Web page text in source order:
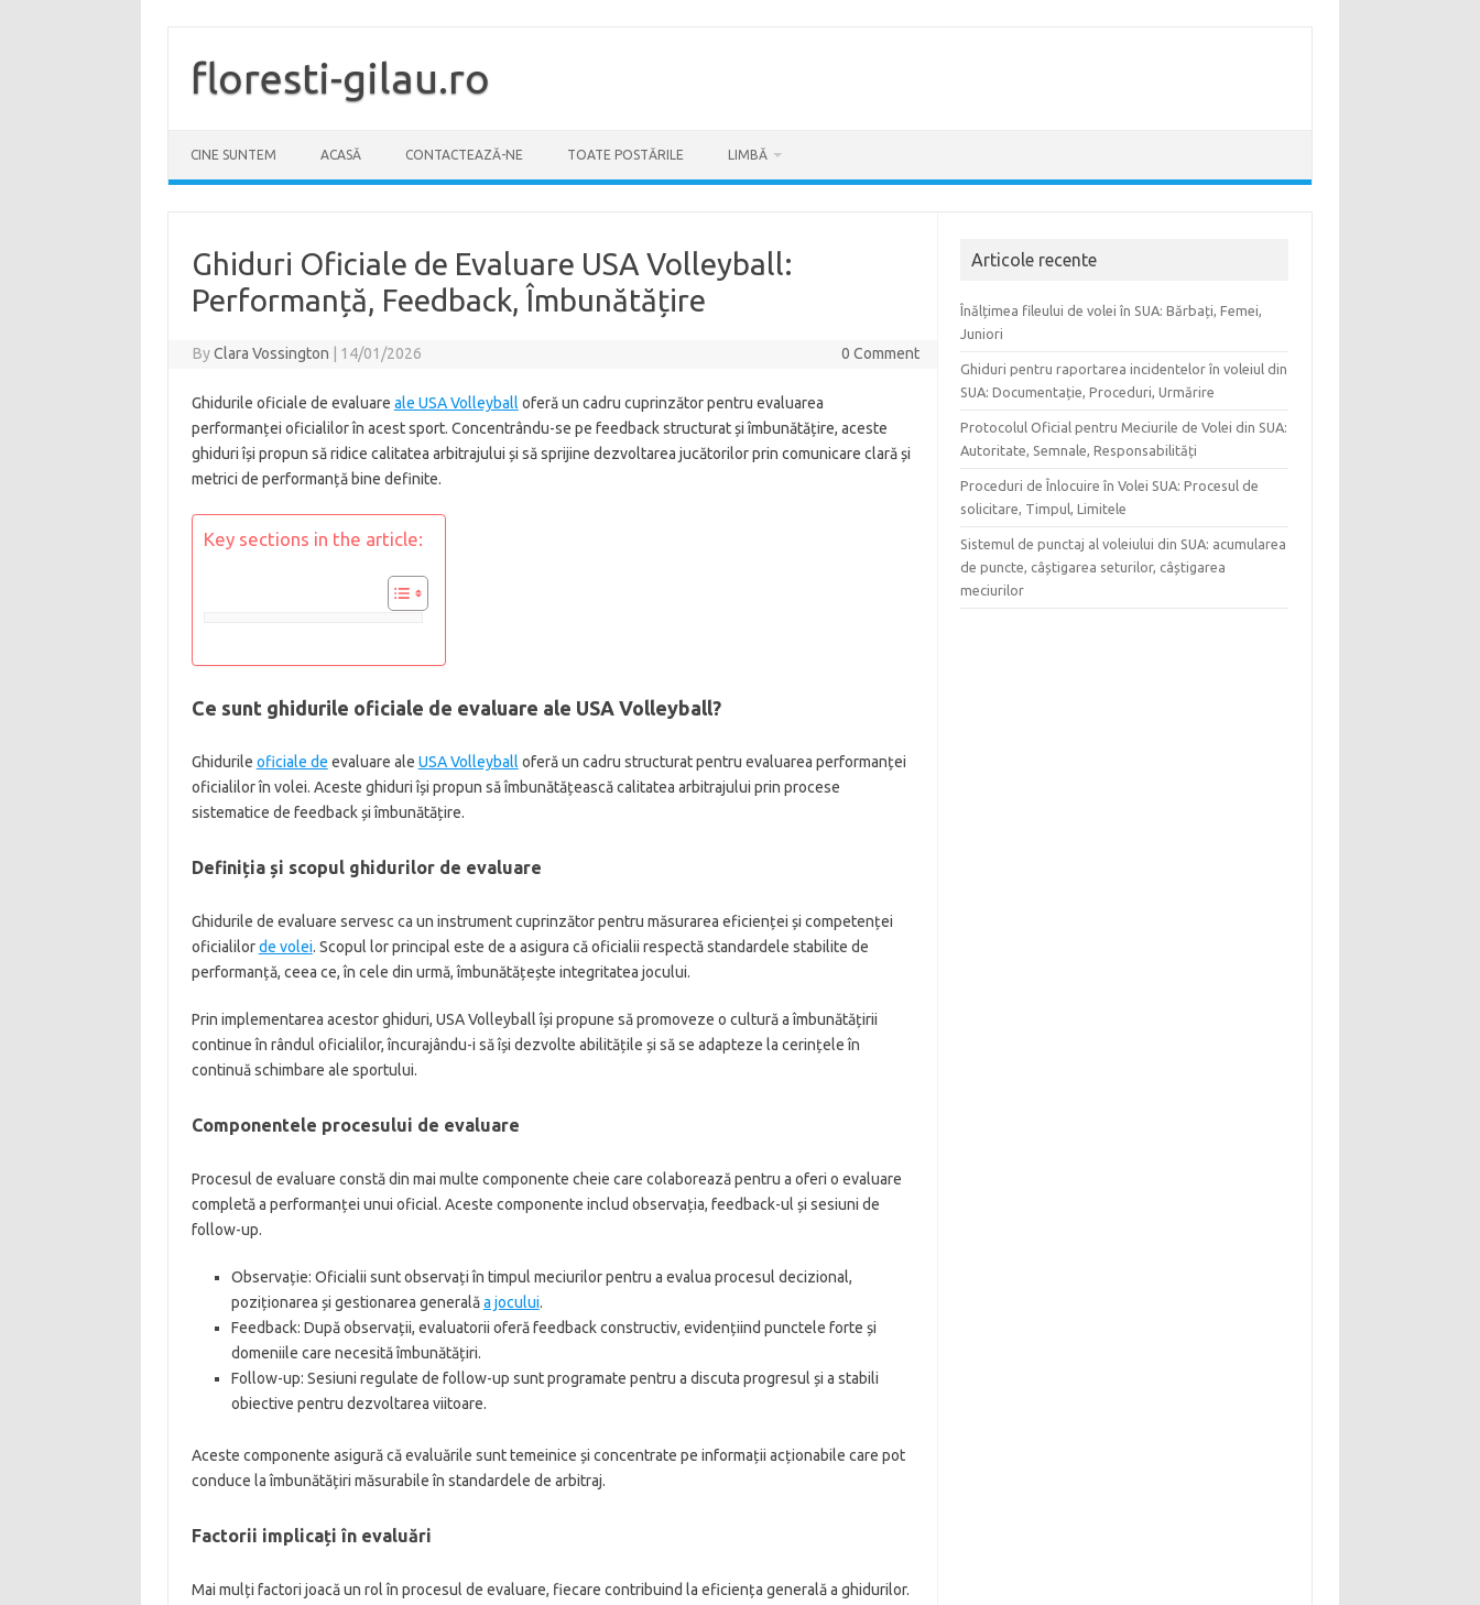
contentfloresti-gilau.ro
CINE SUNTEM ACASĂ CONTACTEAZĂ-NE TOATE POSTĂRILE LIMBĂ
Ghiduri Oficiale de Evaluare USA Volleyball:
Performanță, Feedback, Îmbunătățire
ByClara Vossington 14/01/2026 0 Comment
Ghidurile oficiale de evaluare ale USA Volleyball oferă un cadru cuprinzător pentru evaluarea
performanței oficialilor în acest sport. Concentrându-se pe feedback structurat și îmbunătățire, aceste
ghiduri își propun să ridice calitatea arbitrajului și să sprijine dezvoltarea jucătorilor prin comunicare clară și
metrici de performanță bine definite.
Key sections in the article:
Ce sunt ghidurile oficiale de evaluare ale USA Volleyball?
Ghidurile oficiale de evaluare ale USA Volleyball oferă un cadru structurat pentru evaluarea performanței
oficialilor în volei. Aceste ghiduri își propun să îmbunătățească calitatea arbitrajului prin procese
sistematice de feedback și îmbunătățire.
Definiția și scopul ghidurilor de evaluare
Ghidurile de evaluare servesc ca un instrument cuprinzător pentru măsurarea eficienței și competenței
oficialilorde volei. Scopul lor principal este de a asigura că oficialii respectă standardele stabilite de
performanță, ceea ce, în cele din urmă, îmbunătățește integritatea jocului.
Prin implementarea acestor ghiduri, USA Volleyball își propune să promoveze o cultură a îmbunătățirii
continue în rândul oficialilor, încurajându-i să își dezvolte abilitățile și să se adapteze la cerințele în
continuă schimbare ale sportului.
Componentele procesului de evaluare
Procesul de evaluare constă din mai multe componente cheie care colaborează pentru a oferi o evaluare
completă a performanței unui oficial. Aceste componente includ observația, feedback-ul și sesiuni de
follow-up.
Observație: Oficialii sunt observați în timpul meciurilor pentru a evalua procesul decizional,
poziționarea și gestionarea generalăa jocului.
Feedback: După observații, evaluatorii oferă feedback constructiv, evidențiind punctele forte și
domeniile care necesită îmbunătățiri.
Follow-up: Sesiuni regulate de follow-up sunt programate pentru a discuta progresul și a stabili
obiective pentru dezvoltarea viitoare.
Aceste componente asigură că evaluările sunt temeinice și concentrate pe informații acționabile care pot
conduce la îmbunătățiri măsurabile în standardele de arbitraj.
Factorii implicați în evaluări
Mai mulți factori joacă un rol în procesul de evaluare, fiecare contribuind la eficiența generală a ghidurilor.
Articole recente
Înălțimea fileului de volei în SUA: Bărbați, Femei,
Juniori
Ghiduri pentru raportarea incidentelor în voleiul din
SUA: Documentație, Proceduri, Urmărire
Protocolul Oficial pentru Meciurile de Volei din SUA:
Autoritate, Semnale, Responsabilități
Proceduri de Înlocuire în Volei SUA: Procesul de
solicitare, Timpul, Limitele
Sistemul de punctaj al voleiului din SUA: acumularea
de puncte, câștigarea seturilor, câștigarea
meciurilor